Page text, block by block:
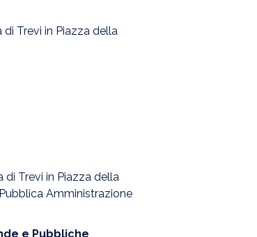
Trevi in Piazza della
di Trevi in Piazza della
Amministrazione
e Pubbliche